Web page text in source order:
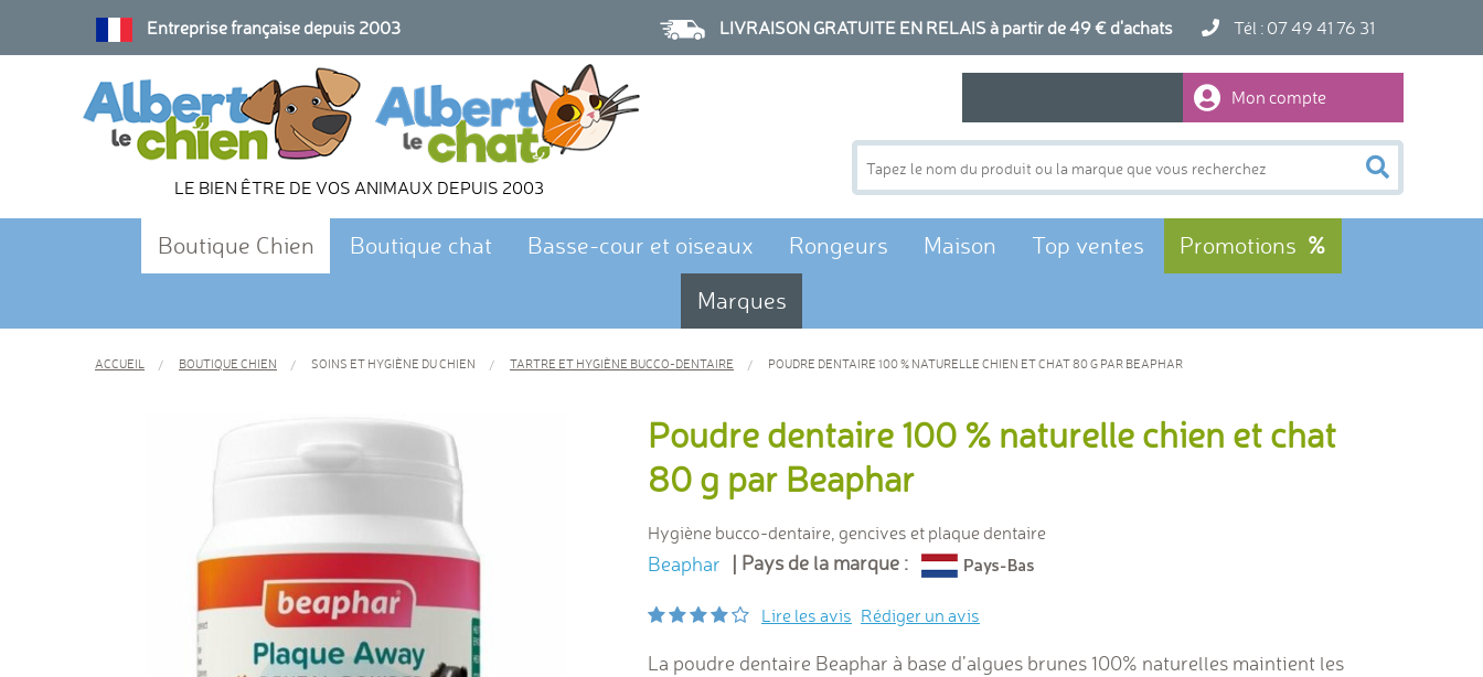
Entreprise française depuis 2003 LIVRAISON GRATUITE EN RELAIS à partir de 49 € d'achats Tél : 07 49 41 76 31
LE BIEN ÊTRE DE VOS ANIMAUX DEPUIS 2003
Mon compte
Boutique Chien Boutique chat Basse-cour et oiseaux Rongeurs Maison Top ventes
Promotions
Marques
ACCUEIL BOUTIQUE CHIEN SOINS ET HYGIÈNE DU CHIEN TARTRE ET HYGIÈNE BUCCO-DENTAIRE POUDRE DENTAIRE 100 % NATURELLE CHIEN ET CHAT 80 G PAR BEAPHAR
Poudre dentaire 100 % naturelle chien et chat
80 g par Beaphar
Hygiène bucco-dentaire, gencives et plaque dentaire
Beaphar | Pays de la marque :
Lire les avis Rédiger un avis
La poudre dentaire Beaphar à base d’algues brunes 100% naturelles maintient les